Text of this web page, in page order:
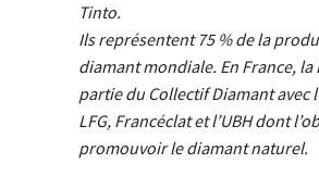
Tinto.
Ils représentent 75 % de la
diamant mondiale. En France, la
partie du Collectif Diamant avec
LFG, Francéclat et l’UBH dont
promouvoir le diamant naturel.